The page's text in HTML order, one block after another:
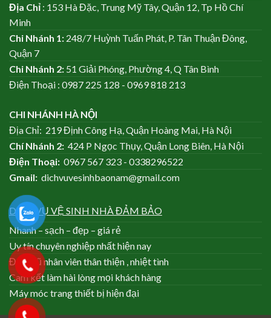
Địa Chỉ : 153 Hà Đặc, Trung Mỹ Tây, Quận 12, Tp Hồ Chí
Minh
Chi Nhánh 1: 248/7 Huỳnh Tuấn Phát, P. Tân Thuận Đông,
Quận 7
Chi Nhánh 2: 51 Giải Phóng, Phường 4, Q Tân Bình
Điện Thoại : 0987 225 128 - 0969 818 213
CHI NHÁNH HÀ NỘI
Địa Chỉ: 219 Định Công Hạ, Quận Hoàng Mai, Hà Nội
Chí Nhánh 2: 424 P Ngọc Thụy, Quận Long Biên, Hà Nội
Điện Thoại: 0967 567 323 - 0338296522
Gmail: dichvuvesinhbaonam@gmail.com
DỊCH VỤ VỆ SINH NHÀ ĐẢM BẢO
Nhanh – sạch – đẹp – giá rẻ
Uy tín chuyên nghiệp nhất hiện nay
Đội ngũ nhân viên thân thiện , nhiệt tình
Cam kết làm hài lòng mọi khách hàng
Máy móc trang thiết bị hiện đại